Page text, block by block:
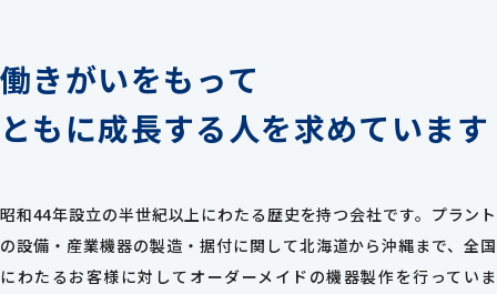
働きがいをもって
ともに成長する人を求めています
昭和44年設立の半世紀以上にわたる歴史を持つ会社です。プラント
の設備・産業機器の製造・据付に関して北海道から沖縄まで、全国
にわたるお客様に対してオーダーメイドの機器製作を行っていま